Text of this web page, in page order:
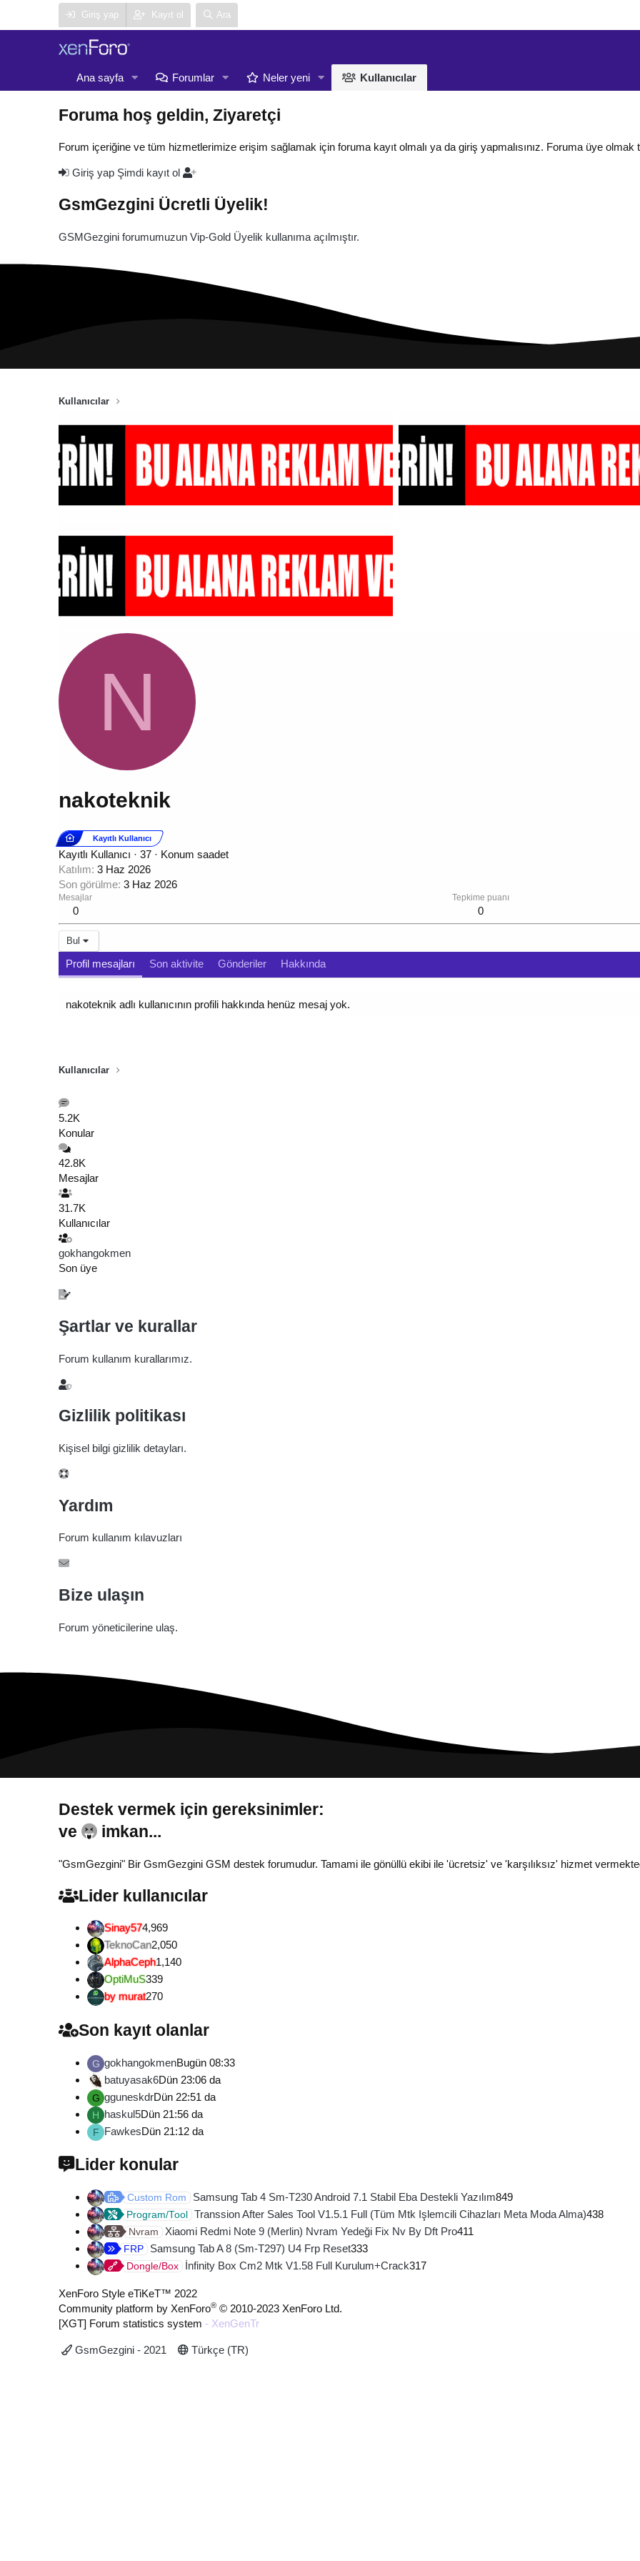
Giriş yap Kayıt ol Ara
Ana sayfa Forumlar Neler yeni Kullanıcılar
Foruma hoş geldin, Ziyaretçi
Forum içeriğine ve tüm hizmetlerimize erişim sağlamak için foruma kayıt olmalı ya da giriş yapmalısınız. Foruma üye
Giriş yap Şimdi kayıt ol
GsmGezgini Ücretli Üyelik!
GSMGezgini forumumuzun Vip-Gold Üyelik kullanıma açılmıştır.
Kullanıcılar
N
nakoteknik
Kayıtlı Kullanıcı
Kayıtlı Kullanıcı · 37 · Konum saadet
Katılım 3 Haz 2026
Son görülme 3 Haz 2026
Mesajlar
0
Tepkime puanı
0
Bul
Profil mesajları Son aktivite Gönderiler Hakkında
nakoteknik adlı kullanıcının profili hakkında henüz mesaj yok.
Kullanıcılar
5.2K
Konular
42.8K
Mesajlar
31.7K
Kullanıcılar
gokhangokmen
Son üye
Şartlar ve kurallar
Forum kullanım kurallarımız.
Gizlilik politikası
Kişisel bilgi gizlilik detayları.
Yardım
Forum kullanım kılavuzları
Bize ulaşın
Forum yöneticilerine ulaş.
Destek vermek için gereksinimler:
ve
imkan...
"GsmGezgini" Bir GsmGezgini GSM destek forumudur. Tamami ile gönüllü ekibi ile 'ücretsiz' ve 'karşılıksız' hizmet
Lider kullanıcılar
Sinay574,969
TeknoCan2,050
AlphaCeph1,140
OptiMuS339
by murat270
Son kayıt olanlar
G gokhangokmenBugün 08:33
batuyasak6Dün 23:06 da
G gguneskdrDün 22:51 da
H haskul5Dün 21:56 da
F FawkesDün 21:12 da
Lider konular
Custom Rom Samsung Tab 4 Sm-T230 Android 7.1 Stabil Eba Destekli Yazılım849
Program/Tool Transsion After Sales Tool V1.5.1 Full (Tüm Mtk Işlemcili Cihazları Meta Moda Alma)438
Nvram Xiaomi Redmi Note 9 (Merlin) Nvram Yedeği Fix Nv By Dft Pro411
FRP Samsung Tab A 8 (Sm-T297) U4 Frp Reset333
Dongle/Box İnfinity Box Cm2 Mtk V1.58 Full Kurulum+Crack317
XenForo Style eTiKeT™ 2022
Community platform by XenForo® © 2010-2023 XenForo Ltd.
[XGT] Forum statistics system - XenGenTr
GsmGezgini - 2021 Türkçe (TR)